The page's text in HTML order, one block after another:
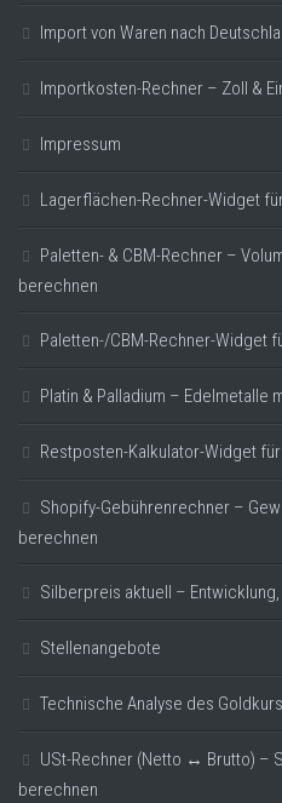
Import von Waren nach
Importkosten-Rechner – Zoll &
Impressum
Lagerflächen-Rechner-Widget
Paletten- & CBM-Rechner –
berechnen
Paletten-/CBM-Rechner-Widget
Platin & Palladium – Edelmetalle
Restposten-Kalkulator-Widget
Shopify-Gebührenrechner –
berechnen
Silberpreis aktuell –
Stellenangebote
Technische Analyse des
USt-Rechner (Netto ↔ Brutto) –
berechnen